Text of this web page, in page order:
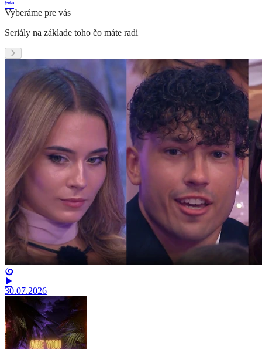
Vyberáme pre vás
Seriály na základe toho čo máte radi
30.07.2026